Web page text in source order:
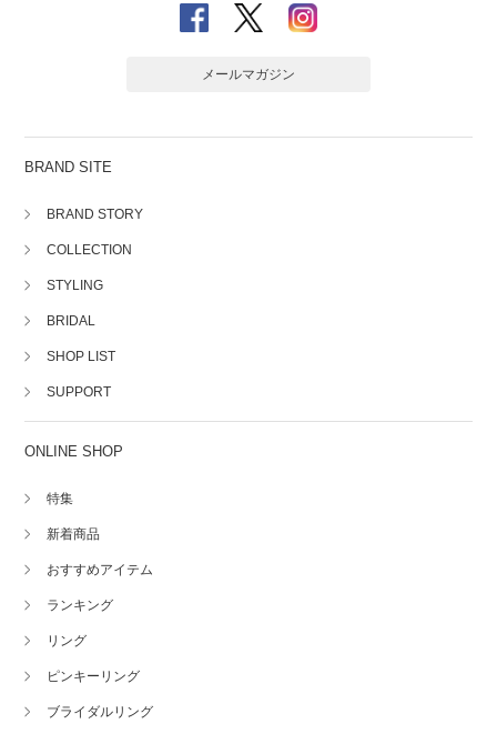
メールマガジン
BRAND SITE
BRAND STORY
COLLECTION
STYLING
BRIDAL
SHOP LIST
SUPPORT
ONLINE SHOP
特集
新着商品
おすすめアイテム
ランキング
リング
ピンキーリング
ブライダルリング